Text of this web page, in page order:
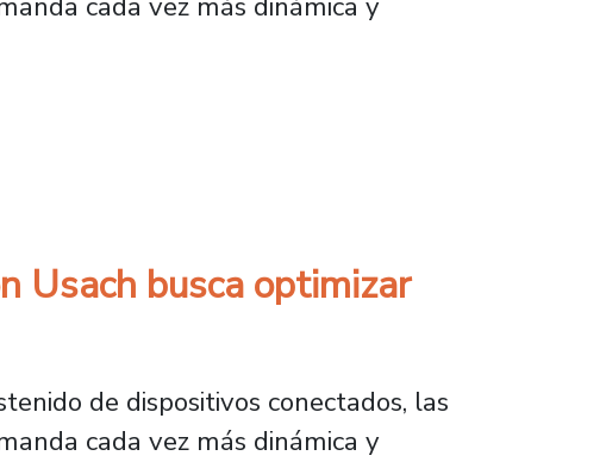
busca optimizar 5G y futuras redes
Usach busca optimizar
de dispositivos conectados, las
cada vez más dinámica y